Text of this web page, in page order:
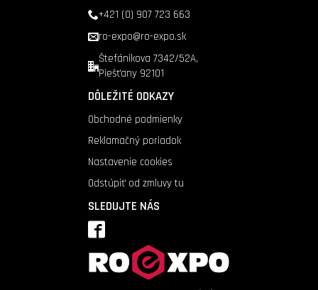
+421 (0) 907 723 663
ro-expo@ro-expo.sk
Štefánikova 7342/52A,
Piešťany 92101
DÔLEŽITÉ ODKAZY
Obchodné podmienky
Reklamačný poriadok
Nastavenie cookies
Odstúpiť od zmluvy tu
SLEDUJTE NÁS